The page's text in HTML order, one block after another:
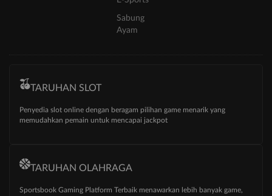
Sabung
Ayam
TARUHAN SLOT
Penyedia slot online dengan beragam pilihan game menarik yang
memudahkan pemain untuk mencapai jackpot
TARUHAN OLAHRAGA
Sportsbook Gaming Platform Terbaik menawarkan lebih banyak game,